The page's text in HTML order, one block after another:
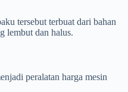
tersebut terbuat dari bahan
lembut dan halus.
peralatan harga mesin